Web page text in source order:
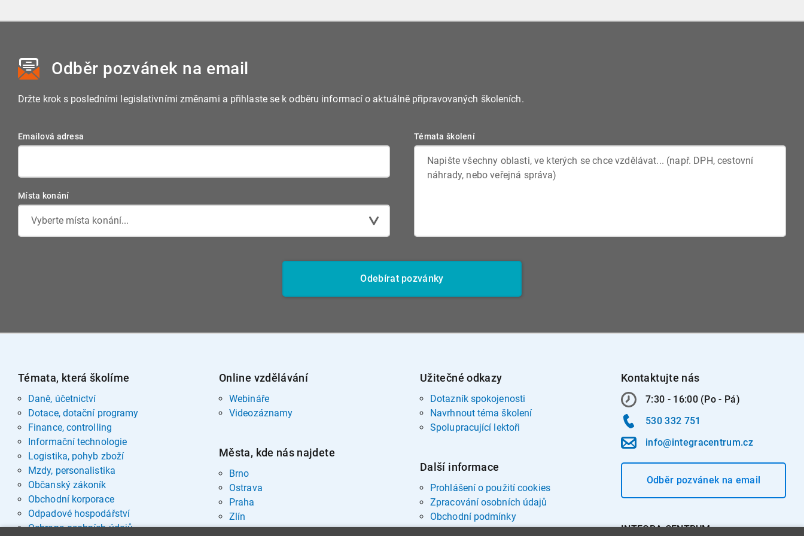
Odběr pozvánek na email
Držte krok s posledními legislativními změnami a přihlaste se k odběru informací o aktuálně připravovaných školeních.
Emailová adresa
Místa konání
Vyberte místa konání...
Témata školení
Odebírat pozvánky
Témata, která školíme
Daně, účetnictví
Dotace, dotační programy
Finance, controlling
Informační technologie
Logistika, pohyb zboží
Mzdy, personalistika
Občanský zákoník
Obchodní korporace
Odpadové hospodářství
Ochrana osobních údajů
Online vzdělávání
Webináře
Videozáznamy
Města, kde nás najdete
Brno
Ostrava
Praha
Zlín
Užitečné odkazy
Dotazník spokojenosti
Navrhnout téma školení
Spolupracující lektoři
Další informace
Prohlášení o použití cookies
Zpracování osobních údajů
Obchodní podmínky
Kontaktujte nás
7:30 - 16:00 (Po - Pá)
530 332 751
info@integracentrum.cz
Odběr pozvánekna email
INTEGRA CENTRUM s.r.o.